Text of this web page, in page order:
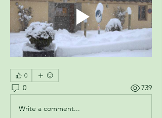
0
0 739
Write a comment...